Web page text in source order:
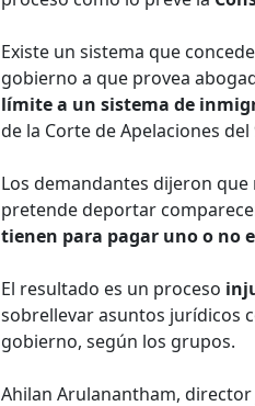
Existe un sistema que
gobierno a que provea
límite a un sistema de
de la Corte de Apelaciones
Los demandantes dijeron
pretende deportar
tienen para pagar uno o no
El resultado es un proceso
sobrellevar asuntos jurídicos
gobierno, según los grupos.
Ahilan Arulanantham,